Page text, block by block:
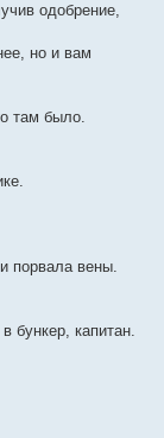
одобрение,
но и вам
там было.
порвала вены.
бункер, капитан.